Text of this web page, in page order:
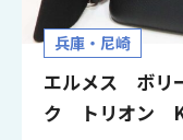
兵庫・尼崎
エルメス ボリ
ク トリオン